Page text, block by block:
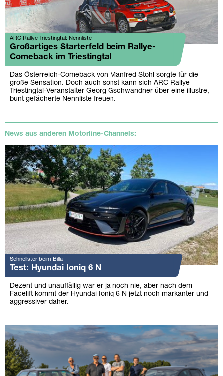
ARC Rallye Triestingtal: Nennliste
Großartiges Starterfeld beim Rallye-
Comeback im Triestingtal
Das Österreich-Comeback von Manfred Stohl sorgte für die
große Sensation. Doch auch sonst kann sich ARC Rallye
Triestingtal-Veranstalter Georg Gschwandner über eine illustre,
bunt gefächerte Nennliste freuen.
News aus anderen Motorline-Channels:
Schnellster beim Billa
Test: Hyundai Ioniq 6 N
Dezent und unauffällig war er ja noch nie, aber nach dem
Facelift kommt der Hyundai Ioniq 6 N jetzt noch markanter und
aggressiver daher.